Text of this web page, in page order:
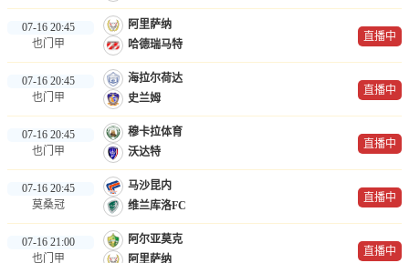
07-16 20:45
也门甲
阿里萨纳
哈德瑞马特
直播中
07-16 20:45
也门甲
海拉尔荷达
史兰姆
直播中
07-16 20:45
也门甲
穆卡拉体育
沃达特
直播中
07-16 20:45
莫桑冠
马沙昆内
维兰库洛FC
直播中
07-16 21:00
也门甲
阿尔亚莫克
阿里萨纳
直播中